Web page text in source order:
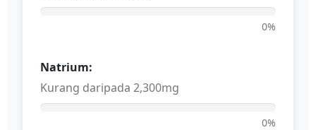
0%
Natrium:
Kurang daripada 2,300mg
0%